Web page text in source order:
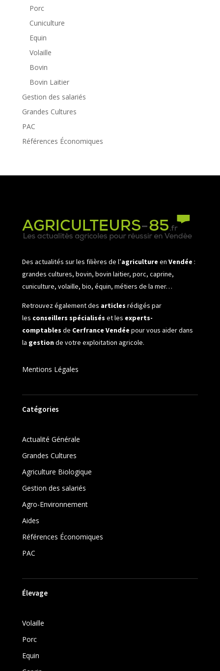
Porc
Cuniculture
Equin
Volaille
Bovin
Bovin Laitier
Gestion des salariés
Grandes Cultures
PAC
Références Économiques
Des actualités sur les filières de l’agriculture en Vendée :
grandes cultures, bovin, bovin laitier, porc, caprine,
cuniculture, volaille, bio, équin, métiers de la mer…
Retrouvez également des articles rédigés par
les conseillers spécialisés et les experts-
comptables de Cerfrance Vendée pour vous aider dans
la gestionde votre exploitation agricole.
Mentions Légales
Catégories
Actualité Générale
Grandes Cultures
Agriculture Biologique
Gestion des salariés
Agro-Environnement
Aides
Références Économiques
PAC
Élevage
Volaille
Porc
Equin